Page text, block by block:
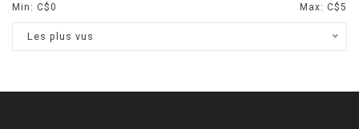
Min: C$0 Max: C$5
Les plus vus